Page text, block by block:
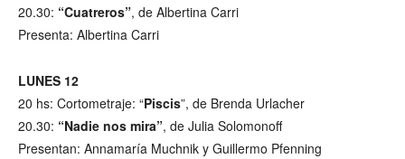
20.30: “Cuatreros”, de Albertina Carri
Presenta: Albertina Carri
LUNES 12
20 hs: Cortometraje: “Piscis”, de Brenda Urlacher
20.30: “Nadie nos mira”, de Julia Solomonoff
Presentan: Annamaría Muchnik y Guillermo Pfenning